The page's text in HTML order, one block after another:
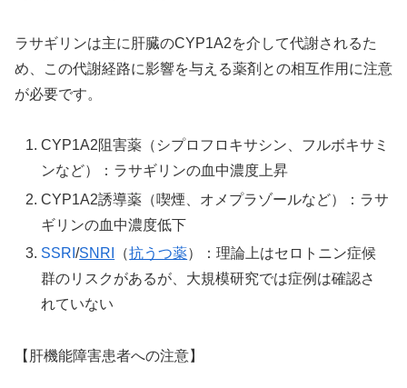
ラサギリンは主に肝臓のCYP1A2を介して代謝されるた
め、この代謝経路に影響を与える薬剤との相互作用に注意
が必要です。
CYP1A2阻害薬（シプロフロキサシン、フルボキサミ
ンなど）：ラサギリンの血中濃度上昇
CYP1A2誘導薬（喫煙、オメプラゾールなど）：ラサ
ギリンの血中濃度低下
SSRI/SNRI （抗うつ薬）：理論上はセロトニン症候
群のリスクがあるが、大規模研究では症例は確認さ
れていない
【肝機能障害患者への注意】